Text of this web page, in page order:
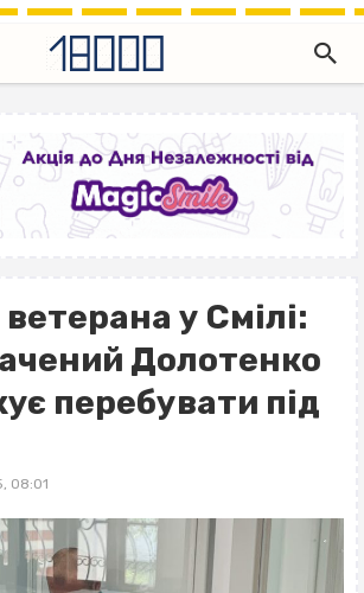
у Смілі:
Долотенко
перебувати під
08:01